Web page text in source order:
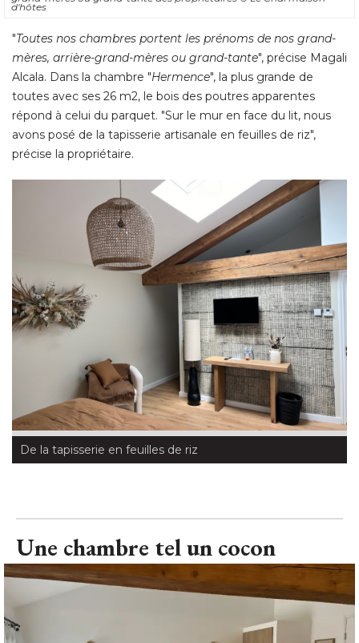
d'hôtes
"Toutes nos chambres portent les prénoms de nos grand-
mères, arrière-grand-mères ou grand-tante", précise Magali
Alcala. Dans la chambre "Hermence", la plus grande de
toutes avec ses 26 m2, le bois des poutres apparentes
répond à celui du parquet. "Sur le mur en face du lit, nous
avons posé de la tapisserie artisanale en feuilles de riz",
précise la propriétaire.
De la tapisserie en feuilles de riz
Une chambre tel un cocon